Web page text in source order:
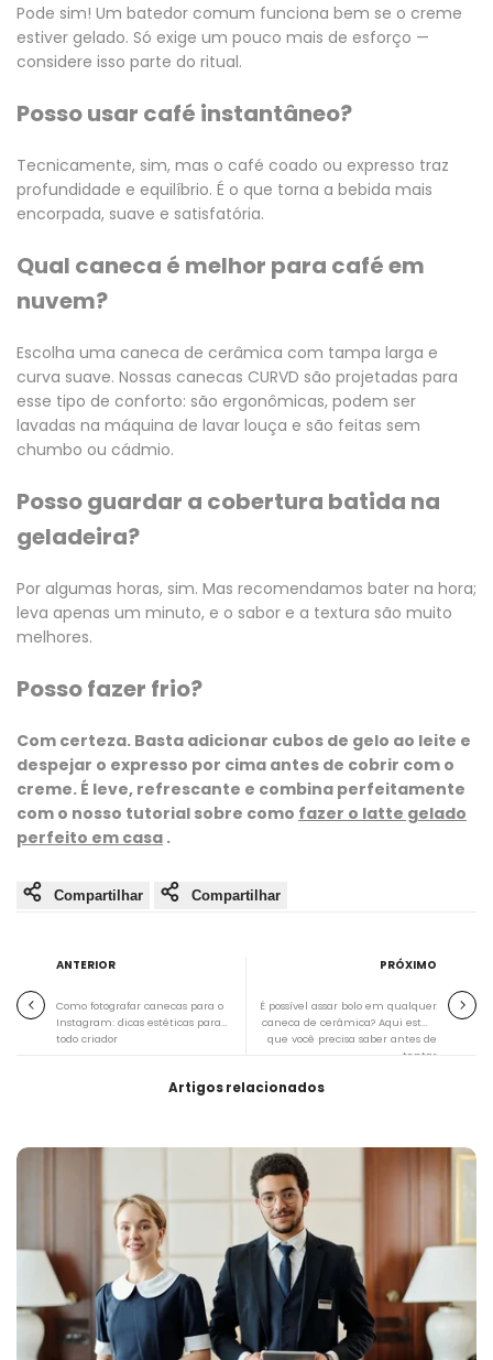
Pode sim! Um batedor comum funciona bem se o creme
estiver gelado. Só exige um pouco mais de esforço —
considere isso parte do ritual.
Posso usar café instantâneo?
Tecnicamente, sim, mas o café coado ou expresso traz
profundidade e equilíbrio. É o que torna a bebida mais
encorpada, suave e satisfatória.
Qual caneca é melhor para café em
nuvem?
Escolha uma caneca de cerâmica com tampa larga e
curva suave. Nossas canecas CURVD são projetadas para
esse tipo de conforto: são ergonômicas, podem ser
lavadas na máquina de lavar louça e são feitas sem
chumbo ou cádmio.
Posso guardar a cobertura batida na
geladeira?
Por algumas horas, sim. Mas recomendamos bater na hora;
leva apenas um minuto, e o sabor e a textura são muito
melhores.
Posso fazer frio?
Com certeza. Basta adicionar cubos de gelo ao leite e
despejar o expresso por cima antes de cobrir com o
creme. É leve, refrescante e combina perfeitamente
com o nosso tutorial sobre como fazer o latte gelado
perfeito em casa .
Compartilhar Compartilhar
ANTERIOR
Como fotografar canecas para o
Instagram: dicas estéticas para
todo criador
PRÓXIMO
É possível assar bolo em qualquer
caneca de cerâmica? Aqui está o
que você precisa saber antes de
tentar
Artigos relacionados